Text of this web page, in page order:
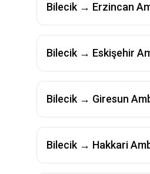
Bilecik → Erzincan
Bilecik → Eskişehir
Bilecik → Giresun
Bilecik → Hakkari